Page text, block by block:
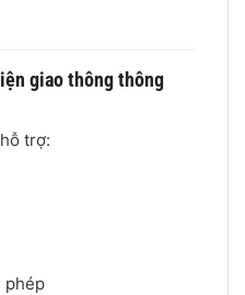
giao thông thông
trợ:
phép